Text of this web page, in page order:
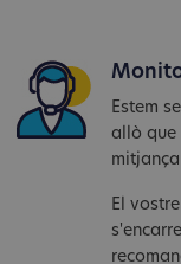
Estem
allò que
El